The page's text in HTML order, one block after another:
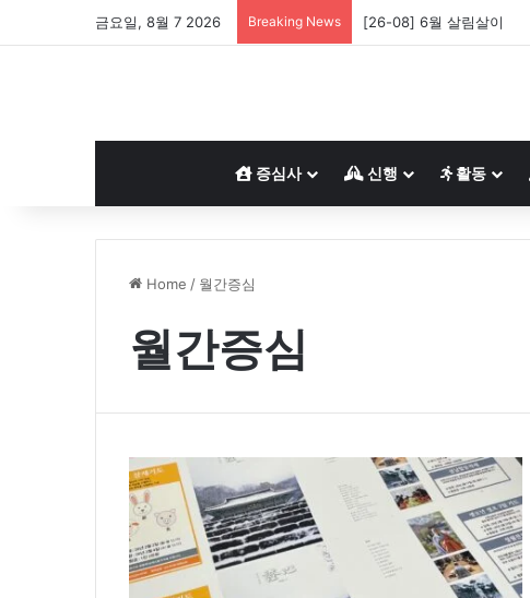
금요일, 8월 7 2026 Breaking News [26-08] 6월 살림살이
증심사 신행 활동
Home / 월간증심
월간증심